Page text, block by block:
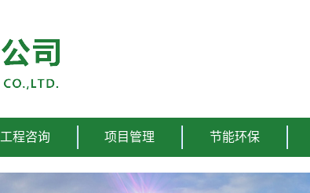
工程咨询 项目管理 节能环保